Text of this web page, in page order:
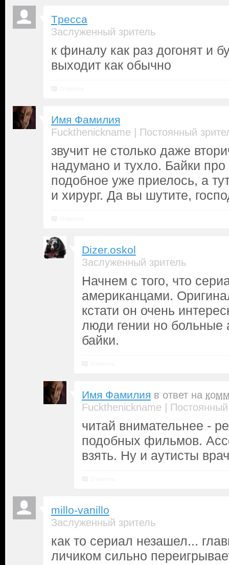
Tpecca
Заслуженный зритель
к финалу как раз догонят и
выходит как обычно
Имя Фамилия
Fuckthenickname | Постоянный
звучит не столько даже
надумано и тухло. Байки про
подобное уже приелось, а
и хирург. Да вы шутите,
Dizer.oskol
Заслуженный зритель
Начнем с того, что
американцами.
кстати он очень
люди гении но больные
байки.
Имя Фамилия в ответ на
Fuckthenickname |
читай внимательнее -
подобных фильмов.
взять. Ну и аутисты
millo-vanillo
Заслуженный зритель
как то сериал незашел...
личиком сильно